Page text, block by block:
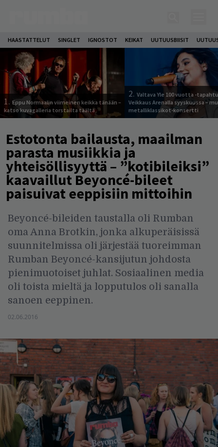
HAASTATTELUT SINGLET IGNOSTOT KEIKAT UUTUUSBIISIT
1. Eppu Normaalin viimeinen keikka tänään –
katso kuvagalleria torstailta täältä
2. Valtava Yle 100 vuotta -
Veikkaus Arenalla syyskuussa –
metalliklassikot-konsertti
Estotonta bailausta, maailman
parasta musiikkia ja
yhteisöllisyyttä – ”kotibileiksi”
kaavaillut Beyoncé-bileet
paisuivat eeppisiin mittoihin
Beyoncé-bileiden taustalla oli Rumban
oma Anna Brotkin, jonka alkuperäisissä
suunnitelmissa oli järjestää tuoreimman
Rumban Beyoncé-kansijutun johdosta
pienimuotoiset juhlat. Sosiaalinen media
oli toista mieltä ja lopputulos oli sanalla
sanoen eeppinen.
02.06.2016